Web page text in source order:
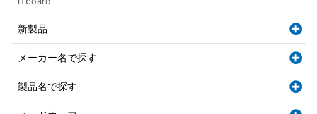
新製品
メーカー名で探す
製品名で探す